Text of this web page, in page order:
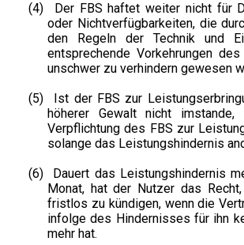
(4)
Der FBS haftet weiter nicht für
oder Nichtverfügbarkeiten, die
den Regeln der Technik und
entsprechende Vorkehrungen des
unschwer zu verhindern gewesen
(5)
Ist der FBS zur
höherer Gewalt nicht
Verpflichtung des FBS zur
solange das Leistungshindernis
(6)
Dauert das Leistungshindernis
Monat, hat der Nutzer das
fristlos zu kündigen, wenn die
infolge des Hindernisses für ihn
mehr hat.